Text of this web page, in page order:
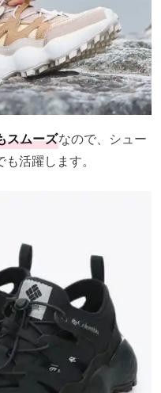
スムーズなので、シュー
活躍します。